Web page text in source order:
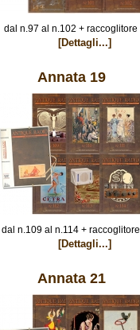
dal n.97 al n.102 + raccoglitore
[Dettagli...]
Annata 19
dal n.109 al n.114 + raccoglitore
[Dettagli...]
Annata 21